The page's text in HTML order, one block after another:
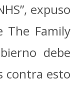
expuso
The Family
debe
contra esto